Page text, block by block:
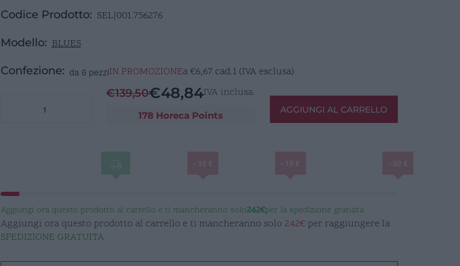
Codice Prodotto: SEL|001.756276
Modello: BLUES
Confezione: da 6 pezziIN PROMOZIONEa€6,67 cad.1 (IVA esclusa)
€139,50€48,84IVA inclusa.
178 Horeca Points
AGGIUNGI AL CARRELLO
Aggiungi ora questo prodotto al carrello e ti mancheranno solo242€per la spedizione gratuita.
Aggiungi ora questo prodotto al carrello e ti mancheranno solo 242€per raggiungere la
SPEDIZIONE GRATUITA